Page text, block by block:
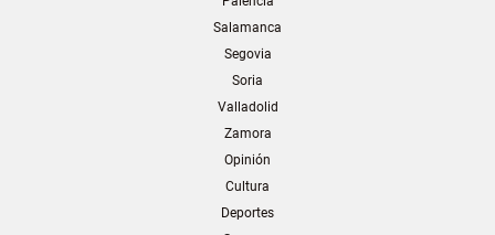
Salamanca
Segovia
Soria
Valladolid
Zamora
Opinión
Cultura
Deportes